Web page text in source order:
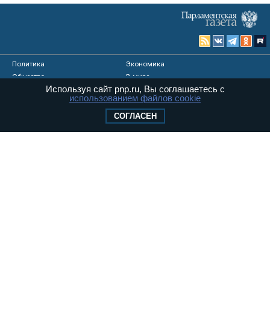
Политика
Экономика
Общество
В мире
Происшествия
Культура
Опросы
Используя сайт pnp.ru, Вы соглашаетесь с
использованием файлов cookie
СОГЛАСЕН